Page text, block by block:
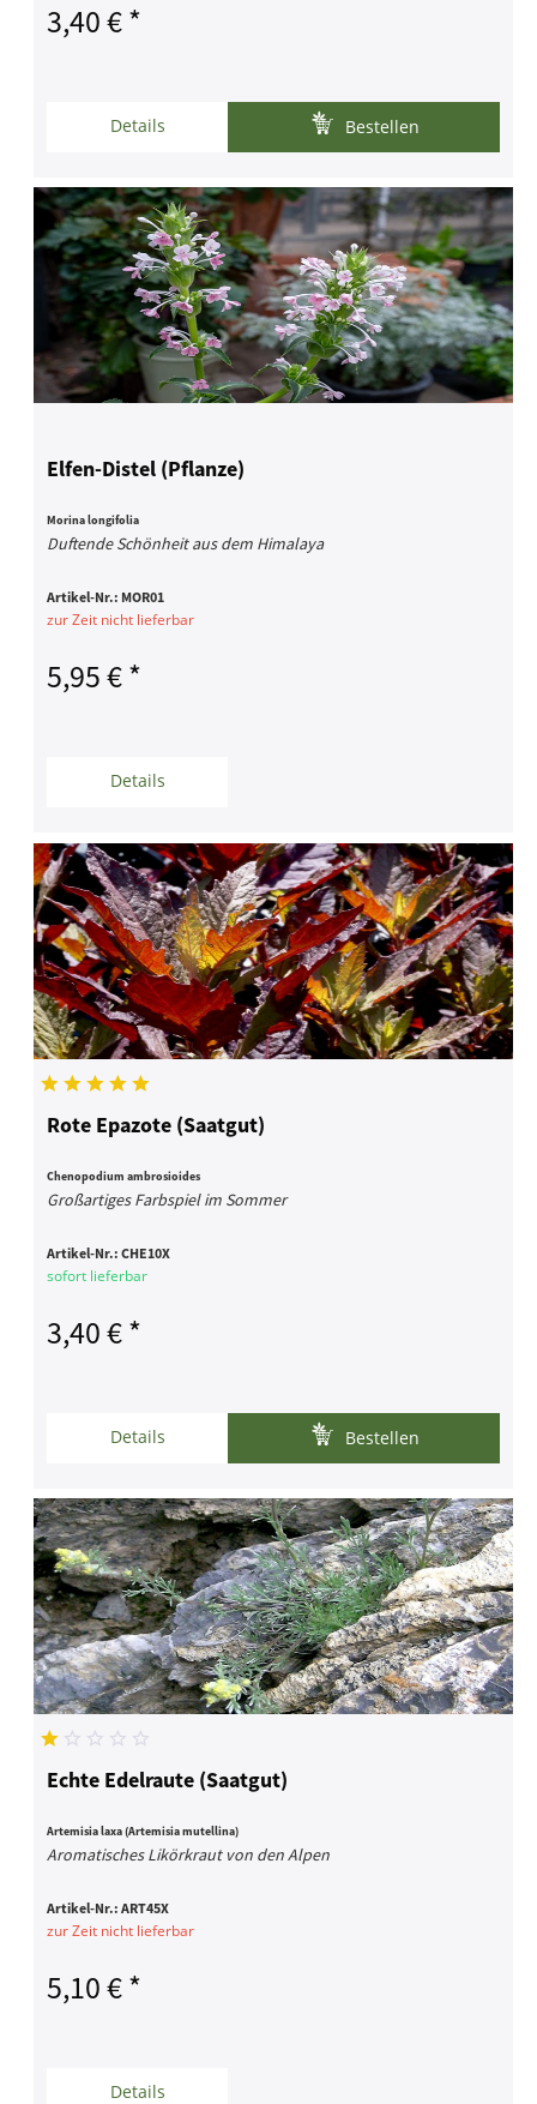
3,40 € *
Details Bestellen
Elfen-Distel (Pflanze)
Morina longifolia
Duftende Schönheit aus dem Himalaya
Artikel-Nr.: MOR01
zur Zeit nicht lieferbar
5,95 € *
Details
Rote Epazote (Saatgut)
Chenopodium ambrosioides
Großartiges Farbspiel im Sommer
Artikel-Nr.:CHE10X
sofort lieferbar
3,40 € *
Details Bestellen
Echte Edelraute (Saatgut)
Artemisia laxa (Artemisia mutellina)
Aromatisches Likörkraut von den Alpen
Artikel-Nr.:ART45X
zur Zeit nicht lieferbar
5,10 € *
Details